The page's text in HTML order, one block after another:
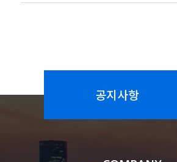
공지사항